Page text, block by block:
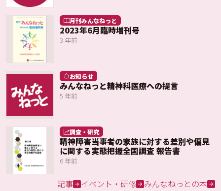
月刊みんなねっと
2023年6月臨時増刊号
3 年前
お知らせ
みんなねっと精神科医療への提言
5 年前
調査・研究
精神障害当事者の家族に対する差別や偏見
に関する実態把握全国調査 報告書
6 年前
記事 イベント・研修 みんなねっとの本